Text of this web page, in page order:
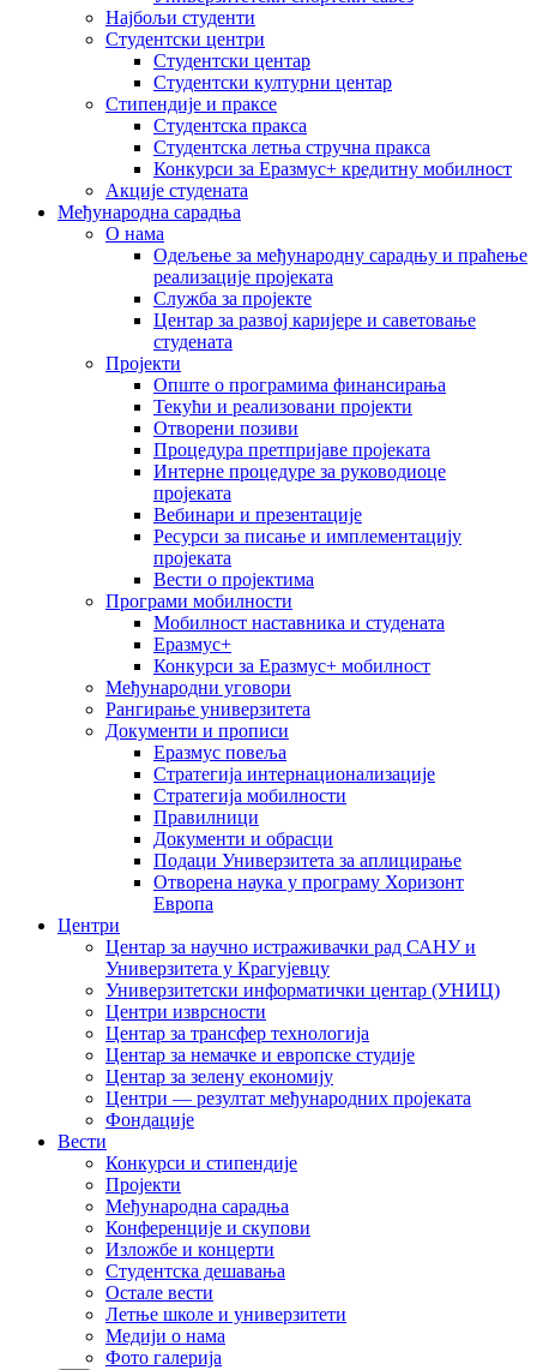
Најбољи студенти
Студентски центри
Студентски центар
Студентски културни центар
Стипендије и праксе
Студентска пракса
Студентска летња стручна пракса
Конкурси за Еразмус+ кредитну мобилност
Акције студената
Међународна сарадња
О нама
Одељење за међународну сарадњу и праћење
реализације пројеката
Служба за пројекте
Центар за развој каријере и саветовање
студената
Пројекти
Опште о програмима финансирања
Текући и реализовани пројекти
Отворени позиви
Процедура претпријаве пројеката
Интерне процедуре за руководиоце
пројеката
Вебинари и презентације
Ресурси за писање и имплементацију
пројеката
Вести о пројектима
Програми мобилности
Мобилност наставника и студената
Еразмус+
Конкурси за Еразмус+ мобилност
Међународни уговори
Рангирање универзитета
Документи и прописи
Еразмус повеља
Стратегија интернационализације
Стратегија мобилности
Правилници
Документи и обрасци
Подаци Универзитета за аплицирање
Отворена наука у програму Хоризонт
Европа
Центри
Центар за научно истраживачки рад САНУ и
Универзитета у Крагујевцу
Универзитетски информатички центар (УНИЦ)
Центри изврсности
Центар за трансфер технологија
Центар за немачке и европске студије
Центар за зелену економију
Центри — резултат међународних пројеката
Фондације
Вести
Конкурси и стипендије
Пројекти
Међународна сарадња
Конференције и скупови
Изложбе и концерти
Студентска дешавања
Остале вести
Летње школе и универзитети
Медији о нама
Фото галерија